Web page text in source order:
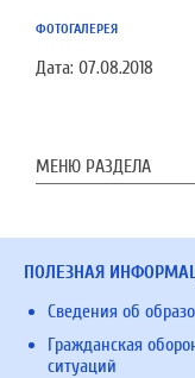
ФОТОГАЛЕРЕЯ
Дата: 07.08.2018
МЕНЮ РАЗДЕЛА
ПОЛЕЗНАЯ
Сведения об
Гражданская
ситуаций